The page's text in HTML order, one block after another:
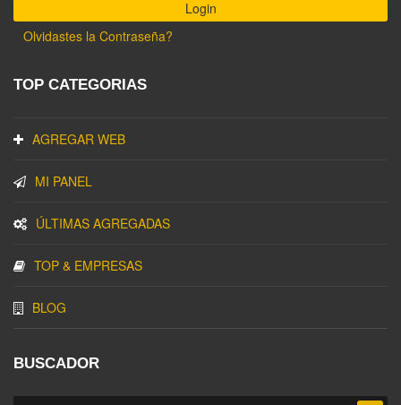
Olvidastes la Contraseña?
TOP CATEGORIAS
AGREGAR WEB
MI PANEL
ÚLTIMAS AGREGADAS
TOP & EMPRESAS
BLOG
BUSCADOR